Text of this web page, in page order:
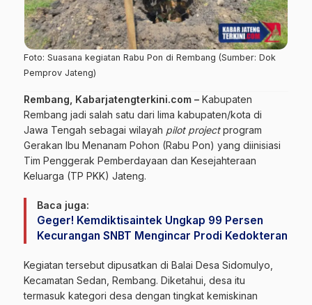
Foto: Suasana kegiatan Rabu Pon di Rembang (Sumber: Dok
Pemprov Jateng)
Rembang, Kabarjatengterkini.com – Kabupaten
Rembang jadi salah satu dari lima kabupaten/kota di
Jawa Tengah sebagai wilayah pilot projectprogram
Gerakan Ibu Menanam Pohon (Rabu Pon) yang diinisiasi
Tim Penggerak Pemberdayaan dan Kesejahteraan
Keluarga (TP PKK) Jateng.
Baca juga:
Geger! Kemdiktisaintek Ungkap 99 Persen
Kecurangan SNBT Mengincar Prodi Kedokteran
Kegiatan tersebut dipusatkan di Balai Desa Sidomulyo,
Kecamatan Sedan, Rembang. Diketahui, desa itu
termasuk kategori desa dengan tingkat kemiskinan